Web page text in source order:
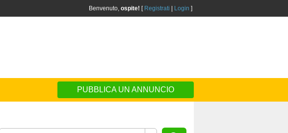
Benvenuto, ospite! [ Registrati Login ]
PUBBLICA UN ANNUNCIO